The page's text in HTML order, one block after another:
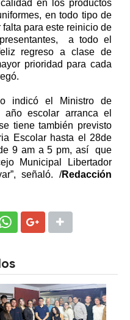
en los productos
en todo tipo de
para este reinicio de
a todo el
regreso a clase de
prioridad para cada
indicó el Ministro de
año escolar arranca el
tiene también previsto
Escolar hasta el 28de
9 am a 5 pm, así
que
Municipal Libertador
”, señaló. /Redacción